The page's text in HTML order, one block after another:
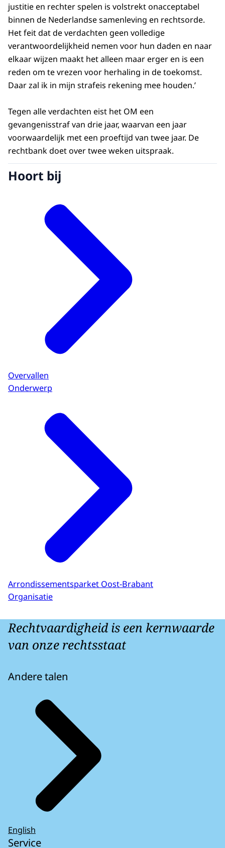
justitie en rechter spelen is volstrekt onacceptabel
binnen de Nederlandse samenleving en rechtsorde.
Het feit dat de verdachten geen volledige
verantwoordelijkheid nemen voor hun daden en naar
elkaar wijzen maakt het alleen maar erger en is een
reden om te vrezen voor herhaling in de toekomst.
Daar zal ik in mijn strafeis rekening mee houden.’
Tegen alle verdachten eist het OM een
gevangenisstraf van drie jaar, waarvan een jaar
voorwaardelijk met een proeftijd van twee jaar. De
rechtbank doet over twee weken uitspraak.
Hoort bij
Overvallen
Onderwerp
Arrondissementsparket Oost-Brabant
Organisatie
Rechtvaardigheid is een kernwaarde
van onze rechtsstaat
Andere talen
English
Service